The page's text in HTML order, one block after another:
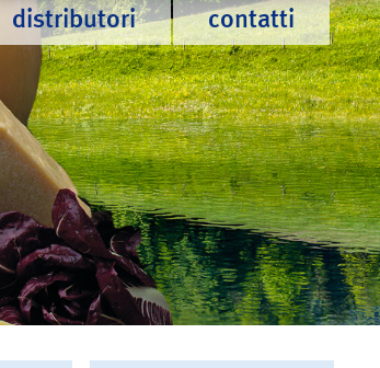
distributori contatti